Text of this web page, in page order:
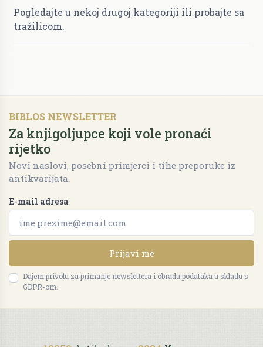
Pogledajte u nekoj drugoj kategoriji ili probajte sa
tražilicom.
BIBLOS NEWSLETTER
Za knjigoljupce koji vole pronaći
rijetko
Novi naslovi, posebni primjerci i tihe preporuke iz
antikvarijata.
E-mail adresa
Prijavi me
Dajem privolu za primanje newslettera i obradu podataka u skladu s
GDPR-om.